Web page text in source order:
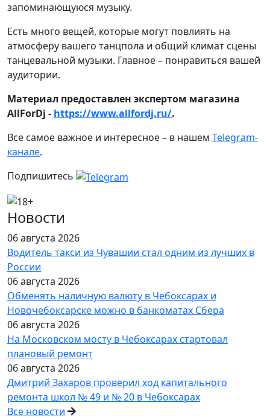
запоминающуюся музыку.
Есть много вещей, которые могут повлиять на
атмосферу вашего танцпола и общий климат сцены
танцевальной музыки. Главное – понравиться вашей
аудитории.
Материал предоставлен экспертом магазина
AllForDj - https://www.allfordj.ru/.
Все самое важное и интересное – в нашем Telegram-
канале.
Подпишитесь
Новости
06 августа 2026
Водитель такси из Чувашии стал одним из лучших в
России
06 августа 2026
Обменять наличную валюту в Чебоксарах и
Новочебоксарске можно в банкоматах Сбера
06 августа 2026
На Московском мосту в Чебоксарах стартовал
плановый ремонт
06 августа 2026
Дмитрий Захаров проверил ход капитального
ремонта школ № 49 и № 20 в Чебоксарах
Все новости